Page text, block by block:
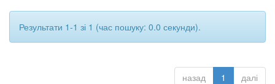
Результати 1-1 зі 1 (час пошуку: 0.0 секунди).
назад 1 далі